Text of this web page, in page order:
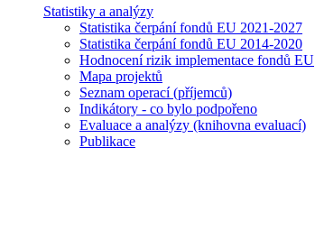
Statistiky a analýzy
Statistika čerpání fondů EU 2021-2027
Statistika čerpání fondů EU 2014-2020
Hodnocení rizik implementace fondů EU
Mapa projektů
Seznam operací (příjemců)
Indikátory - co bylo podpořeno
Evaluace a analýzy (knihovna evaluací)
Publikace